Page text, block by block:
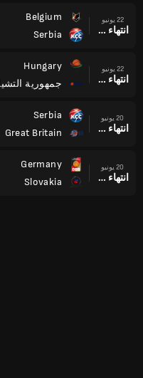
22 يونيو
انتهاء وقت المباراة
Belgium
Serbia
22 يونيو
انتهاء وقت المباراة
Hungary
جمهورية
20 يونيو
انتهاء وقت المباراة
Serbia
Great Britain
20 يونيو
انتهاء وقت المباراة
Germany
Slovakia